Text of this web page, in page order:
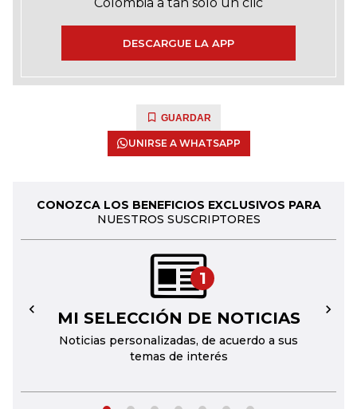
DESCARGUE LA APP
GUARDAR
UNIRSE A WHATSAPP
CONOZCA LOS BENEFICIOS EXCLUSIVOS PARA
NUESTROS SUSCRIPTORES
1
MI SELECCIÓN DE NOTICIAS
Noticias personalizadas, de acuerdo a sus
temas de interés
← →